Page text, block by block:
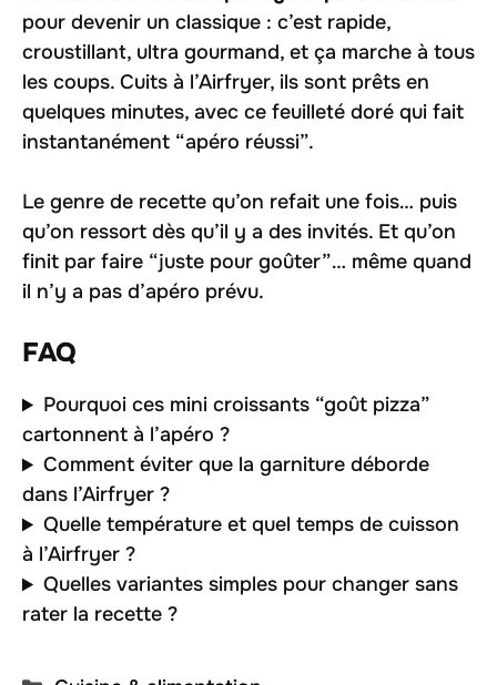
pour devenir un classique : c’est rapide,
croustillant, ultra gourmand, et ça marche à tous
les coups. Cuits à l’Airfryer, ils sont prêts en
quelques minutes, avec ce feuilleté doré qui fait
instantanément “apéro réussi”.
Le genre de recette qu’on refait une fois… puis
qu’on ressort dès qu’il y a des invités. Et qu’on
finit par faire “juste pour goûter”… même quand
il n’y a pas d’apéro prévu.
FAQ
Pourquoi ces mini croissants “goût pizza”
cartonnent à l’apéro ?
Comment éviter que la garniture déborde
dans l’Airfryer ?
Quelle température et quel temps de cuisson
à l’Airfryer ?
Quelles variantes simples pour changer sans
rater la recette ?